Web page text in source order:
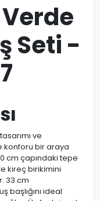
Verde
Seti -
ve
konforu bir araya
cm çapındaki tepe
kireç birikimini
33 cm
başlığını ideal